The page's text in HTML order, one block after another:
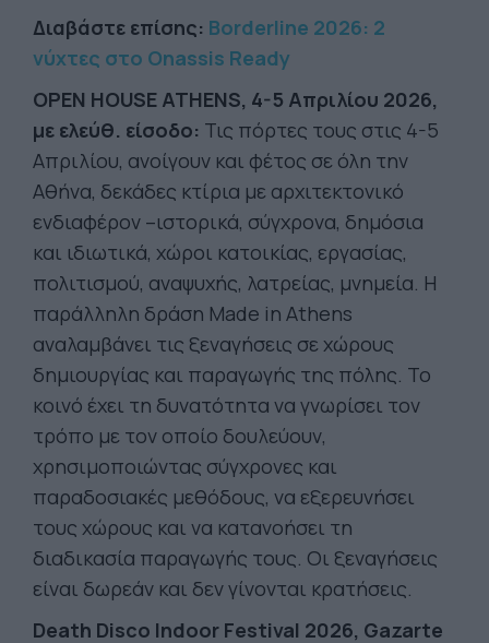
Διαβάστε επίσης: Borderline 2026: 2
νύχτες στο Onassis Ready
OPEN HOUSE ΑΤHENS, 4-5 Απριλίου 2026,
με ελεύθ. είσοδο: Τις πόρτες τους στις 4-5
Απριλίου, ανοίγουν και φέτος σε όλη την
Αθήνα, δεκάδες κτίρια με αρχιτεκτονικό
ενδιαφέρον –ιστορικά, σύγχρονα, δημόσια
και ιδιωτικά, χώροι κατοικίας, εργασίας,
πολιτισμού, αναψυχής, λατρείας, μνημεία. Η
παράλληλη δράση Made in Athens
αναλαμβάνει τις ξεναγήσεις σε χώρους
δημιουργίας και παραγωγής της πόλης. Το
κοινό έχει τη δυνατότητα να γνωρίσει τον
τρόπο με τον οποίο δουλεύουν,
χρησιμοποιώντας σύγχρονες και
παραδοσιακές μεθόδους, να εξερευνήσει
τους χώρους και να κατανοήσει τη
διαδικασία παραγωγής τους. Οι ξεναγήσεις
είναι δωρεάν και δεν γίνονται κρατήσεις.
Death Disco Indoor Festival 2026, Gazarte